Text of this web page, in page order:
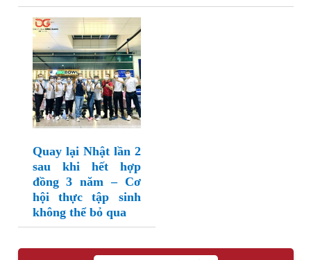
Quay lại Nhật lần 2
sau khi hết hợp
đồng 3 năm – Cơ
hội thực tập sinh
không thể bỏ qua